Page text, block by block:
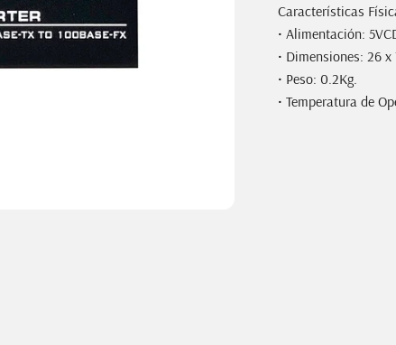
Características
• Alimentación:
• Dimensiones: 26 x
• Peso: 0.2Kg.
• Temperatura de